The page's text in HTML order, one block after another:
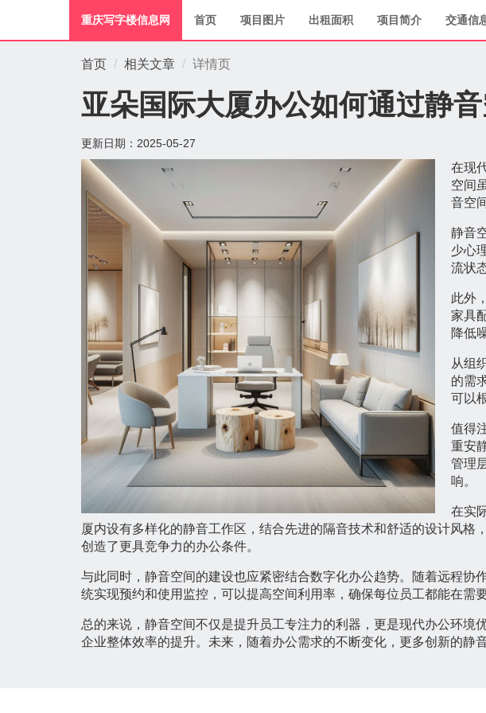
重庆写字楼信息网 首页 项目图片 出租面积 项目简介 交通信
首页 相关文章 详情页
亚朵国际大厦办公如何通过静
更新日期： 2025-05-27
在现
空间
音空
静音
少心
流状
此外
家具
降低
从组
的需
可以
值得
重安
管理
响。
在实
厦内设有多样化的静音工作区，结合先进的隔音技术和舒适的设计风
创造了更具竞争力的办公条件。
与此同时，静音空间的建设也应紧密结合数字化办公趋势。随着远程
统实现预约和使用监控，可以提高空间利用率，确保每位员工都能在需
总的来说，静音空间不仅是提升员工专注力的利器，更是现代办公环
企业整体效率的提升。未来，随着办公需求的不断变化，更多创新的静